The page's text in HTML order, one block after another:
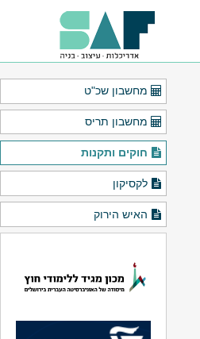
מחשבון שכ"ט
מחשבון תריס
חוקים ותקנות
לקסיקון
האיש הירוק